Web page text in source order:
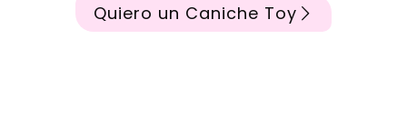
Quiero un Caniche Toy